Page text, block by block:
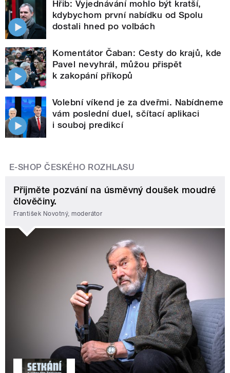
Hřib: Vyjednávání mohlo být kratší,
kdybychom první nabídku od Spolu
dostali hned po volbách
Komentátor Čaban: Cesty do krajů, kde
Pavel nevyhrál, můžou přispět
k zakopání příkopů
Volební víkend je za dveřmi. Nabídneme
vám poslední duel, sčítací aplikaci
i souboj predikcí
E-SHOP ČESKÉHO ROZHLASU
Přijměte pozvání na úsměvný doušek moudré
člověčiny.
František Novotný, moderátor